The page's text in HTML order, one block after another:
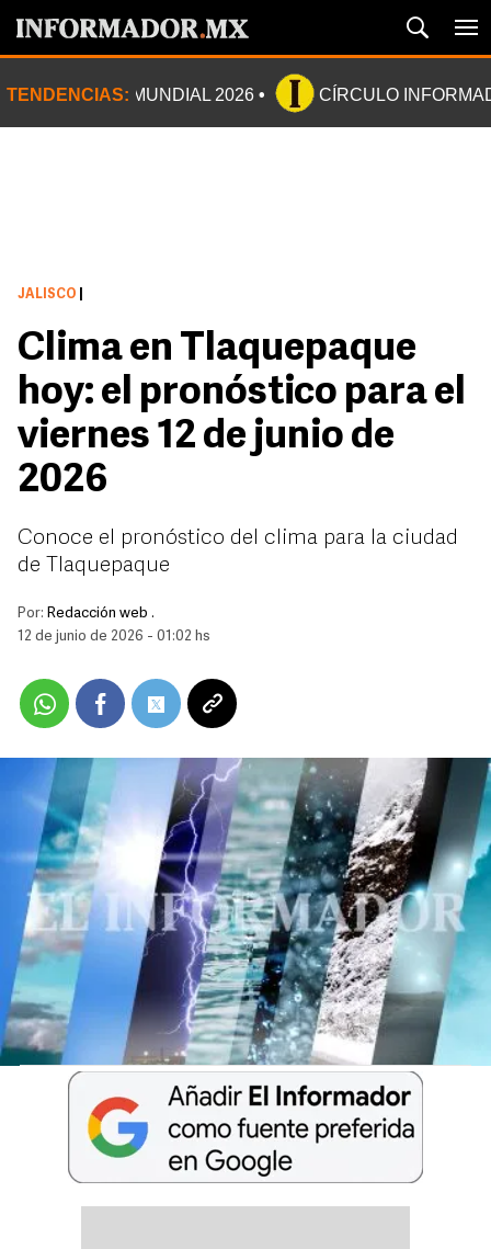
TENDENCIAS: MUNDIAL 2026 CÍRCULO
JALISCO
Clima en Tlaquepaque
hoy: el pronóstico para el
viernes 12 de junio de
2026
Conoce el pronóstico del clima para la ciudad
de Tlaquepaque
Por: Redacción web .
12 de junio de 2026 - 01:02 hs